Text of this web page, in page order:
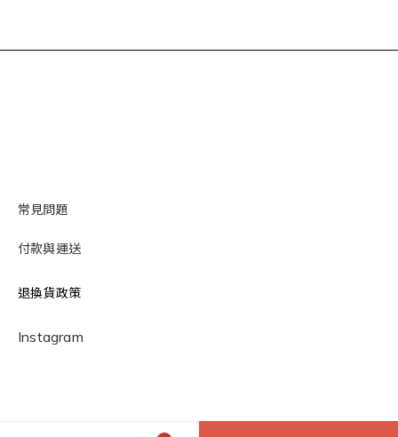
常見問題
付款與運送
退換貨政策
Instagram